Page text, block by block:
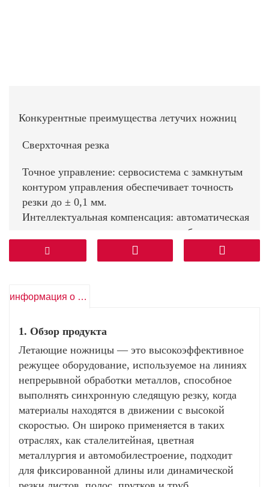
Конкурентные преимущества летучих ножниц
Сверхточная резка
Точное управление: сервосистема с замкнутым
контуром управления обеспечивает точность
резки до ± 0,1 мм.
Интеллектуальная компенсация: автоматическая
компенсация износа инструмента обеспечивает
долговременную стабильную точность.
Гладкая режущая кромка: специальная
заусенцев, сокращая необходимость вторичной
Высокая эффективность при высокой скорости
работы
Сверхскоростная резка: максимальная скорость
до 300 м/мин (в зависимости от материала)
Непрерывная работа: поддерживает
непрерывное производство 24/7 с частотой
отказов <0,5%.
Быстрая смена матрицы: модульная конструкция
позволяет заменить лезвие менее чем за 15
минут.
информация о продукте
1. Обзор продукта
Летающие ножницы — это высокоэффективное
режущее оборудование, используемое на линиях
непрерывной обработки металлов, способное
выполнять синхронную следящую резку, когда
материалы находятся в движении с высокой
скоростью. Он широко применяется в таких
отраслях, как сталелитейная, цветная
металлургия и автомобилестроение, подходит
для фиксированной длины или динамической